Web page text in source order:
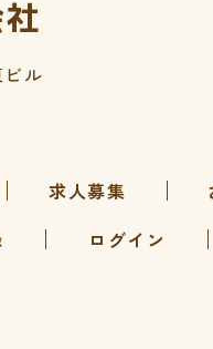
ル
求人募集
ログイン